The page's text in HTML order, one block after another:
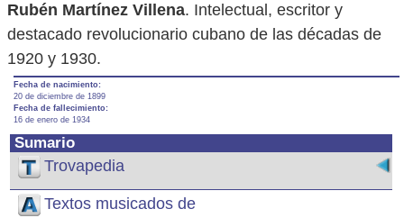
Rubén Martínez Villena. Intelectual, escritor y
destacado revolucionario cubano de las décadas de
1920 y 1930.
Fecha de nacimiento:
20 de diciembre de 1899
Fecha de fallecimiento:
16 de enero de 1934
Sumario
Trovapedia
Textos musicados de